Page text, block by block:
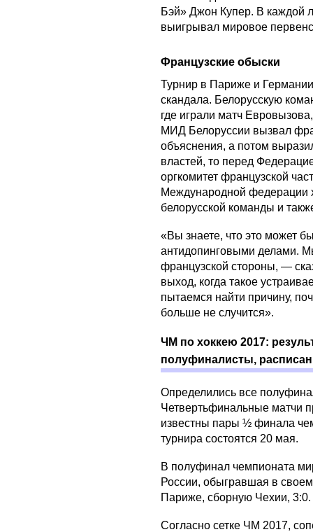
Бэй» Джон Купер. В каждой
выигрывал мировое
Французские обыски
Турнир в Париже и
скандала. Белорусскую
где играли матч
МИД Белоруссии вызвал
объяснения, а потом
властей, то перед
оргкомитет французской
Международной федерации
белорусской команды и
«Вы знаете, что это может
антидопинговыми делами.
французской стороны, —
выход, когда такое
пытаемся найти причину,
больше не случится».
ЧМ по хоккею 2017:
полуфиналисты,
Определились все
Четвертьфинальные матчи
известны пары ½ финала
турнира состоятся 20 мая.
В полуфинал чемпионата
России, обыгравшая в
Париже, сборную Чехии, 3:0.
Согласно сетке ЧМ 2017,